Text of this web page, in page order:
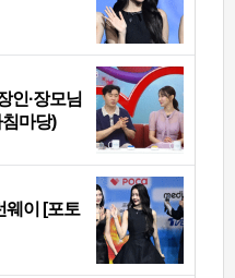
인·장모님
마당)
웨이 [포토